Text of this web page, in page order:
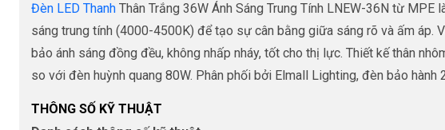
Đèn LED Thanh Thân Trắng 36W Ánh Sáng Trung Tính LNEW-36N từ
sáng trung tính (4000-4500K) để tạo sự cân bằng giữa sáng rõ và ấm áp.
bảo ánh sáng đồng đều, không nhấp nháy, tốt cho thị lực. Thiết kế thân
so với đèn huỳnh quang 80W. Phân phối bởi Elmall Lighting, đèn bảo
THÔNG SỐ KỸ THUẬT